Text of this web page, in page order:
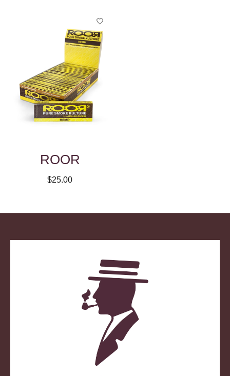
ROOR
$25.00